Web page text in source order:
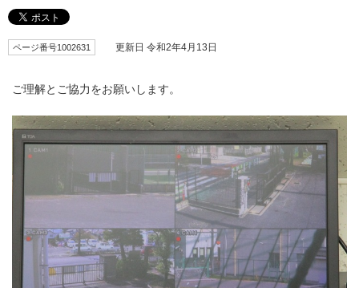
ページ番号1002631 更新日 令和2年4月13日
ご理解とご協力をお願いします。